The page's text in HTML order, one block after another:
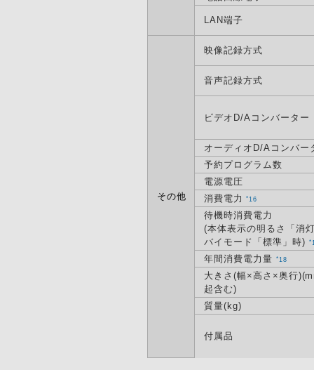
LAN端子
その他
映像記録方式
音声記録方式
ビデオD/Aコンバーター
オーディオD/Aコンバー
予約プログラム数
電源電圧
消費電力
* 16
待機時消費電力
(本体表示の明るさ「消
バイモード「標準」時)
*
年間消費電力量 * 18
大きさ(幅×高さ×奥行
起含む)
質量(kg)
付属品